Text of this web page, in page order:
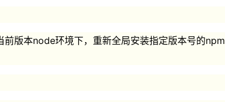
版本node环境下，重新全局安装指定版本号的npm